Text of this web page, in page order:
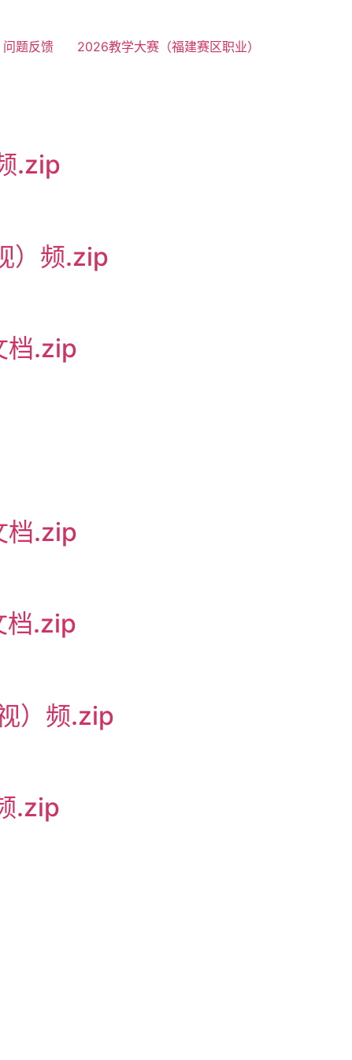
问题反馈 2026教学大赛（福建赛区职业）
.zip
）频.zip
档.zip
档.zip
档.zip
）频.zip
.zip